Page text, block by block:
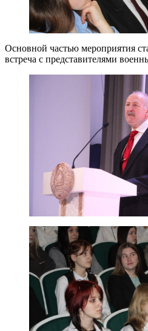
Основной частью мероприятия
встреча с представителями